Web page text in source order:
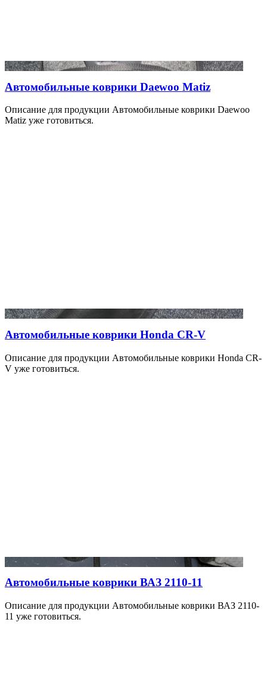
Автомобильные коврики Daewoo Matiz
Описание для продукции Автомобильные коврики Daewoo
Matiz уже готовиться.
Автомобильные коврики Honda CR-V
Описание для продукции Автомобильные коврики Honda CR-
V уже готовиться.
Автомобильные коврики ВАЗ 2110-11
Описание для продукции Автомобильные коврики ВАЗ 2110-
11 уже готовиться.